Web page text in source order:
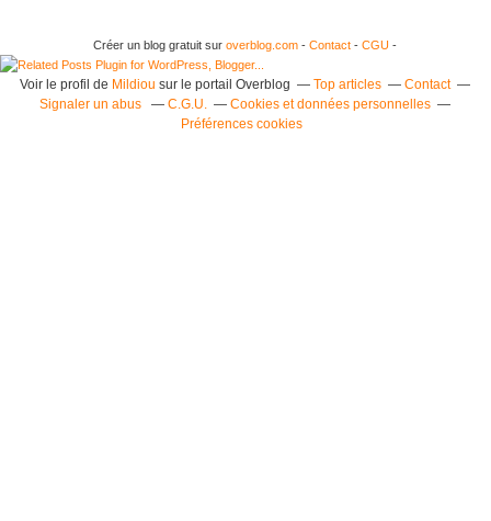
Créer un blog gratuit suroverblog.com -Contact-CGU-
Voir le profil de Mildiou sur le portail Overblog Top articles
Contact
Signaler un abus
C.G.U.
Cookies et données personnelles
Préférences cookies